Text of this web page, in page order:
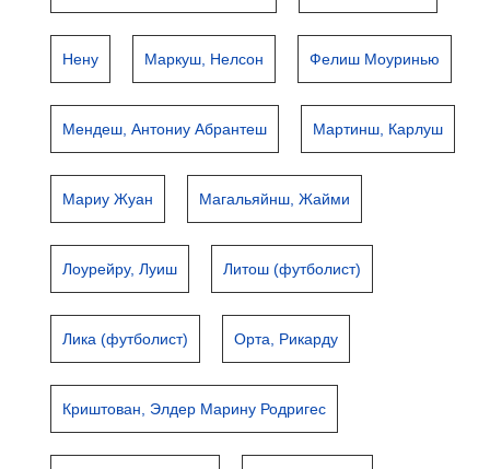
Нену Маркуш, Нелсон Фелиш Моуринью
Мендеш, Антониу Абрантеш Мартинш, Карлуш
Мариу Жуан Магальяйнш, Жайми
Лоурейру, Луиш Литош (футболист)
Лика (футболист) Орта, Рикарду
Криштован, Элдер Марину Родригес